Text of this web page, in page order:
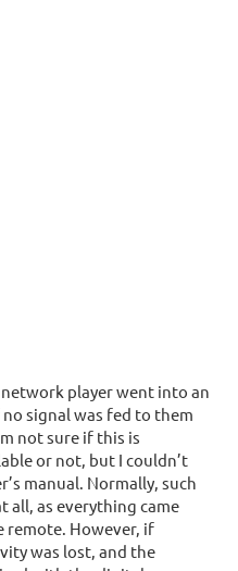
player went into an
signal was fed to them
not sure if this is
or not, but I couldn’t
manual. Normally, such
all, as everything came
remote. However, if
was lost, and the